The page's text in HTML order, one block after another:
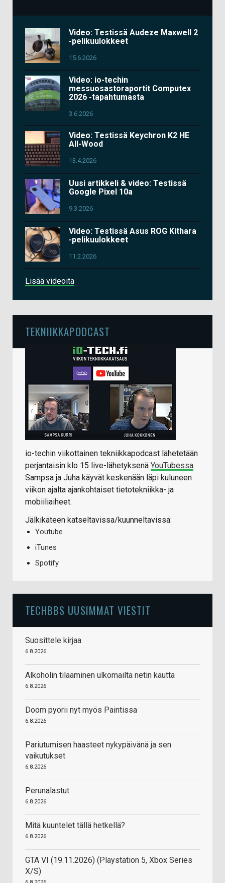
Video: Testissä Audeze Maxwell 2
-pelikuulokkeet
15.6.2026
Video: io-techin
messuosastoraportit Computex
2026 -tapahtumasta
3.6.2026
Video: Testissä Keychron K2 HE
All-Wood
13.4.2026
Uusi artikkeli & video: Testissä
Google Pixel 10a
9.3.2026
Video: Testissä Asus ROG Kithara
-pelikuulokkeet
11.2.2026
Lisää videoita
TEKNIIKKAPODCAST
io-techin viikottainen tekniikkapodcast lähetetään
perjantaisin klo 15 live-lähetyksenä YouTubessa.
Sampsa ja Juha käyvät keskenään läpi kuluneen
viikon ajalta ajankohtaiset tietotekniikka- ja
mobiiliaiheet.
Jälkikäteen katseltavissa/kuunneltavissa:
Youtube
iTunes
Spotify
TECHBBS UUSIMMAT VIESTIT
Suosittele kirjaa
6.8.2026
Alkoholin tilaaminen ulkomailta netin kautta
6.8.2026
Doom pyörii nyt myös Paintissa
6.8.2026
Pariutumisen haasteet nykypäivänä ja sen
vaikutukset
6.8.2026
Perunalastut
6.8.2026
Mitä kuuntelet tällä hetkellä?
6.8.2026
GTA VI (19.11.2026) (Playstation 5, Xbox Series
X/S)